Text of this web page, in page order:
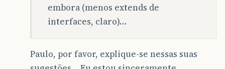
embora (menos extends de
interfaces, claro)…
Paulo, por favor, explique-se nessas suas